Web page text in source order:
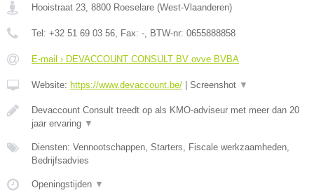
Hooistraat 23, 8800 Roeselare (West-Vlaanderen)
Tel: +32 51 69 03 56, Fax: -, BTW-nr: 0655888858
E-mail › DEVACCOUNT CONSULT BV ovve BVBA
Website: https://www.devaccount.be/ Screenshot ▼
Devaccount Consult treedt op als KMO-adviseur met meer dan 20
jaar ervaring ▼
Diensten: Vennootschappen, Starters, Fiscale werkzaamheden,
Bedrijfsadvies
Openingstijden ▼